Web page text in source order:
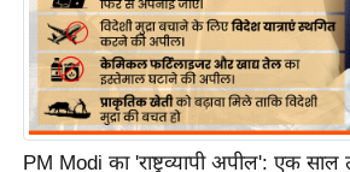
PM Modi का 'राष्ट्रव्यापी अपील': एक